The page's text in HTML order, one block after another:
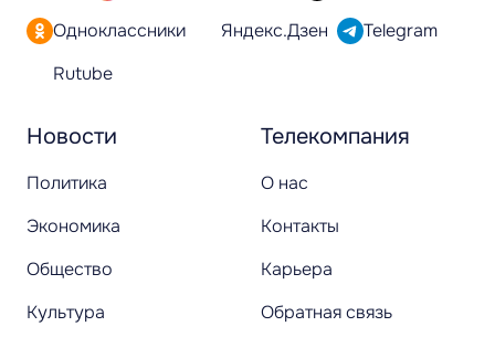
Новости
Политика
Экономика
Общество
Культура
Телекомпания
О нас
Контакты
Карьера
Обратная связь
Одноклассники
Яндекс.Дзен
Telegram
Rutube